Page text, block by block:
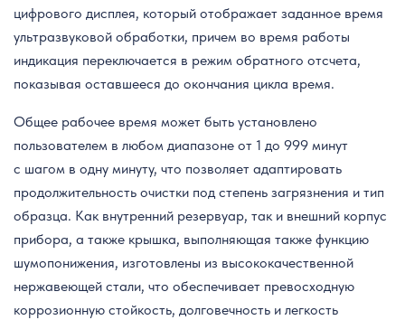
цифрового дисплея, который отображает заданное время
ультразвуковой обработки, причем во время работы
индикация переключается в режим обратного отсчета,
показывая оставшееся до окончания цикла время.
Общее рабочее время может быть установлено
пользователем в любом диапазоне от 1 до 999 минут
с шагом в одну минуту, что позволяет адаптировать
продолжительность очистки под степень загрязнения и тип
образца. Как внутренний резервуар, так и внешний корпус
прибора, а также крышка, выполняющая также функцию
шумопонижения, изготовлены из высококачественной
нержавеющей стали, что обеспечивает превосходную
коррозионную стойкость, долговечность и легкость